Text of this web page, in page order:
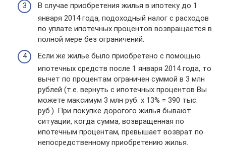
В случае приобретения жилья в ипотеку до 1
января 2014 года, подоходный налог с расходов
по уплате ипотечных процентов возвращается в
полной мере без ограничений.
Если же жилье было приобретено с помощью
ипотечных средств после 1 января 2014 года, то
вычет по процентам ограничен суммой в 3 млн
рублей (т.е. вернуть с ипотечных процентов Вы
можете максимум 3 млн руб. x 13% = 390 тыс.
руб.). При покупке дорогого жилья бывают
ситуации, когда сумма, возвращенная по
ипотечным процентам, превышает возврат по
непосредственному приобретению жилья.